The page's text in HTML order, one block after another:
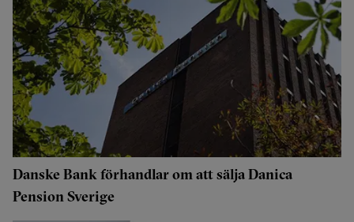
Danske Bank förhandlar om att sälja Danica
Pension Sverige